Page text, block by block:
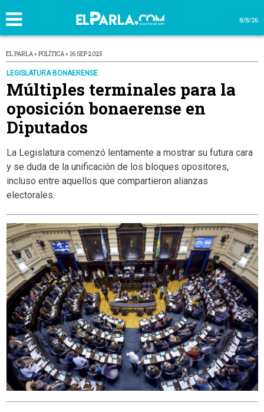
8/8/26
EL PARLA » POLÍTICA » 16 SEP 2025
LEGISLATURA BONAERENSE
Múltiples terminales para la
oposición bonaerense en
Diputados
La Legislatura comenzó lentamente a mostrar su futura cara
y se duda de la unificación de los bloques opositores,
incluso entre aquellos que compartieron alianzas
electorales.